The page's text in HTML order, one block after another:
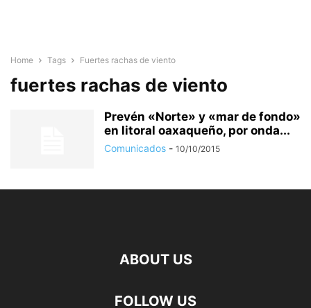
Home Tags Fuertes rachas de viento
fuertes rachas de viento
Prevén «Norte» y «mar de fondo»
en litoral oaxaqueño, por onda...
Comunicados - 10/10/2015
ABOUT US
FOLLOW US